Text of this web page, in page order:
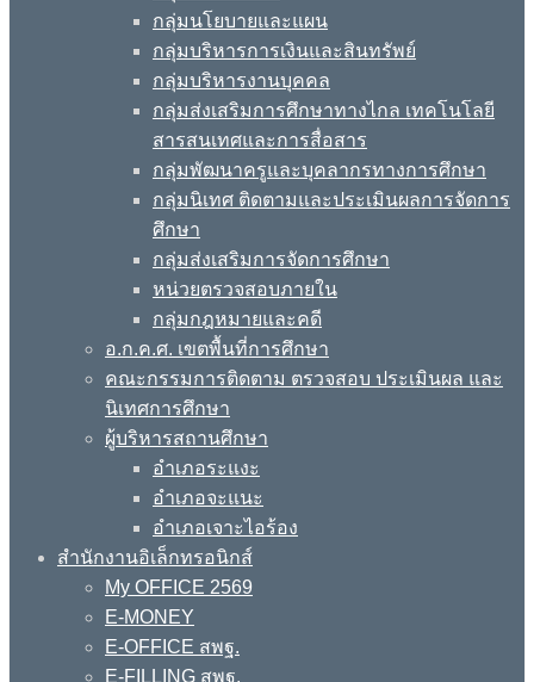
กลุ่มนโยบายและแผน
กลุ่มบริหารการเงินและสินทรัพย์
กลุ่มบริหารงานบุคคล
กลุ่มส่งเสริมการศึกษาทางไกล เทคโนโลยี
สารสนเทศและการสื่อสาร
กลุ่มพัฒนาครูและบุคลากรทางการศึกษา
กลุ่มนิเทศ ติดตามและประเมินผลการจัดการ
ศึกษา
กลุ่มส่งเสริมการจัดการศึกษา
หน่วยตรวจสอบภายใน
กลุ่มกฎหมายและคดี
อ.ก.ค.ศ. เขตพื้นที่การศึกษา
คณะกรรมการติดตาม ตรวจสอบ ประเมินผล และ
นิเทศการศึกษา
ผู้บริหารสถานศึกษา
อำเภอระแงะ
อำเภอจะแนะ
อำเภอเจาะไอร้อง
สำนักงานอิเล็กทรอนิกส์
My OFFICE 2569
E-MONEY
E-OFFICE สพฐ.
E-FILLING สพฐ.